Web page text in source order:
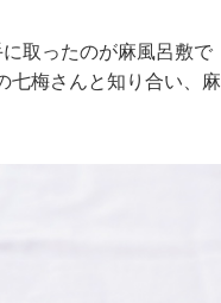
取ったのが麻風呂敷で
七梅さんと知り合い、麻